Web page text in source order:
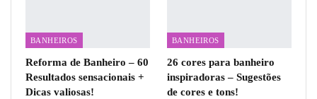
BANHEIROS
Reforma de Banheiro – 60
Resultados sensacionais +
Dicas valiosas!
BANHEIROS
26 cores para banheiro
inspiradoras – Sugestões
de cores e tons!